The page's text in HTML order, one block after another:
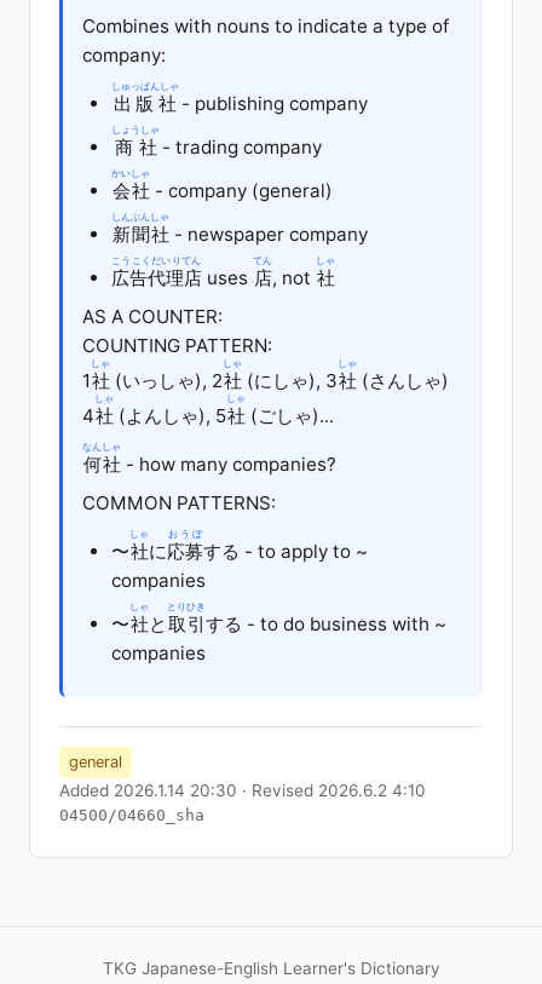
Combines with nouns to indicate a type of
company:
出版社
しゅっぱんしゃ
- publishing company
商社
しょうしゃ
- trading company
会社
かいしゃ
- company (general)
新聞社
しんぶんしゃ
- newspaper company
広告代理店
こうこくだいりてん
uses 店
てん
, not 社
しゃ
AS A COUNTER:
COUNTING PATTERN:
1社
しゃ
(いっしゃ), 2社
しゃ
(にしゃ), 3社
しゃ
(さんしゃ)
4社
しゃ
(よんしゃ), 5社
しゃ
(ごしゃ)...
何社
なんしゃ
- how many companies?
COMMON PATTERNS:
〜社
しゃ
に応募
おうぼ
する - to apply to ~
companies
〜社
しゃ
と 取引
とりひき
する - to do business with ~
companies
general
Added 2026.1.14 20:30 · Revised 2026.6.2 4:10
04500/04660_sha
TKG Japanese-English Learner's Dictionary